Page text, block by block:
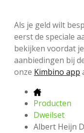
Als je geld wilt
eerst de speciale
bekijken voordat
aanbiedingen bij
onze Kimbino app
Producten
Dweilset
Albert Heijn